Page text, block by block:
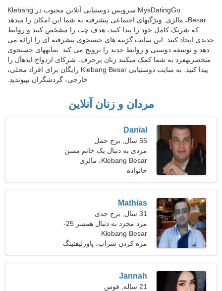
MysDatingGo سرویس دوستیابی آنلاین محبوب در Klebang
Besar، مالزی. ویژگیهای اجتماعی پیشرفته به شما این امکان را میدهد
که شریک کامل خود را پیدا کنید، هدف چت را مشخص کنید و روابط
جدیدی ایجاد کنید. این سایت گزینه های جستجوی پیشرفته ای را ارائه می
دهد و توسعه دوستی و روابط جدید را ترویج می کند. نمایههای جستجوی
منحصربهفرد به شما کمک میکنند زنان پرحرف، شرکای ازدواج ایدهآل را
پیدا کنید. به سایت دوستیابی Klebang Besar رایگان برای افراد محلی،
خارجی، گردشگران بپیوندید.
مردان و زنان آنلاین
Danial
55 سال, برج حمل
مردی به دنبال یک خانم مسن
Klebang Besar، مالزی
خانواده
Mathias
31 سال, برج جدی
مرد مجرد به دنبال همسر 25-
31
Klebang Besar
مزه کردن شراب، پاورلیفتینگ
Jannah
21 ساله, قوس